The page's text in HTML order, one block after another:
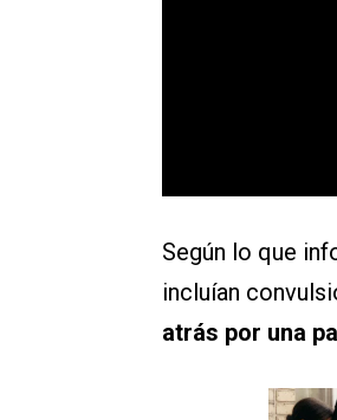
Según lo que
incluían
atrás por una